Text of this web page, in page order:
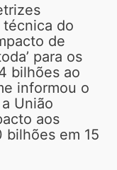
técnica do
de
para os
bilhões ao
informou o
União
aos
bilhões em 15